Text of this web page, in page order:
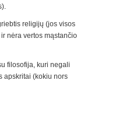
religijų (jos visos
nėra vertos mąstančio
filosofija, kuri negali
apskritai (kokiu nors